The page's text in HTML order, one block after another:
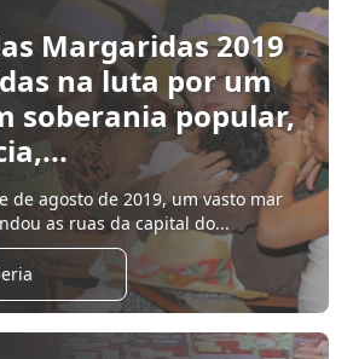
Margaridas 2019
na luta por um
soberania popular,
de agosto de 2019, um vasto mar
as ruas da capital do...